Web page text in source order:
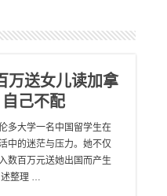
万送女儿读加拿
己不配
多大学一名中国留学生在
中的迷茫与压力。她不仅
数百万元送她出国而产生
述整理 …